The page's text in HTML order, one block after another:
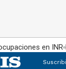
en INR